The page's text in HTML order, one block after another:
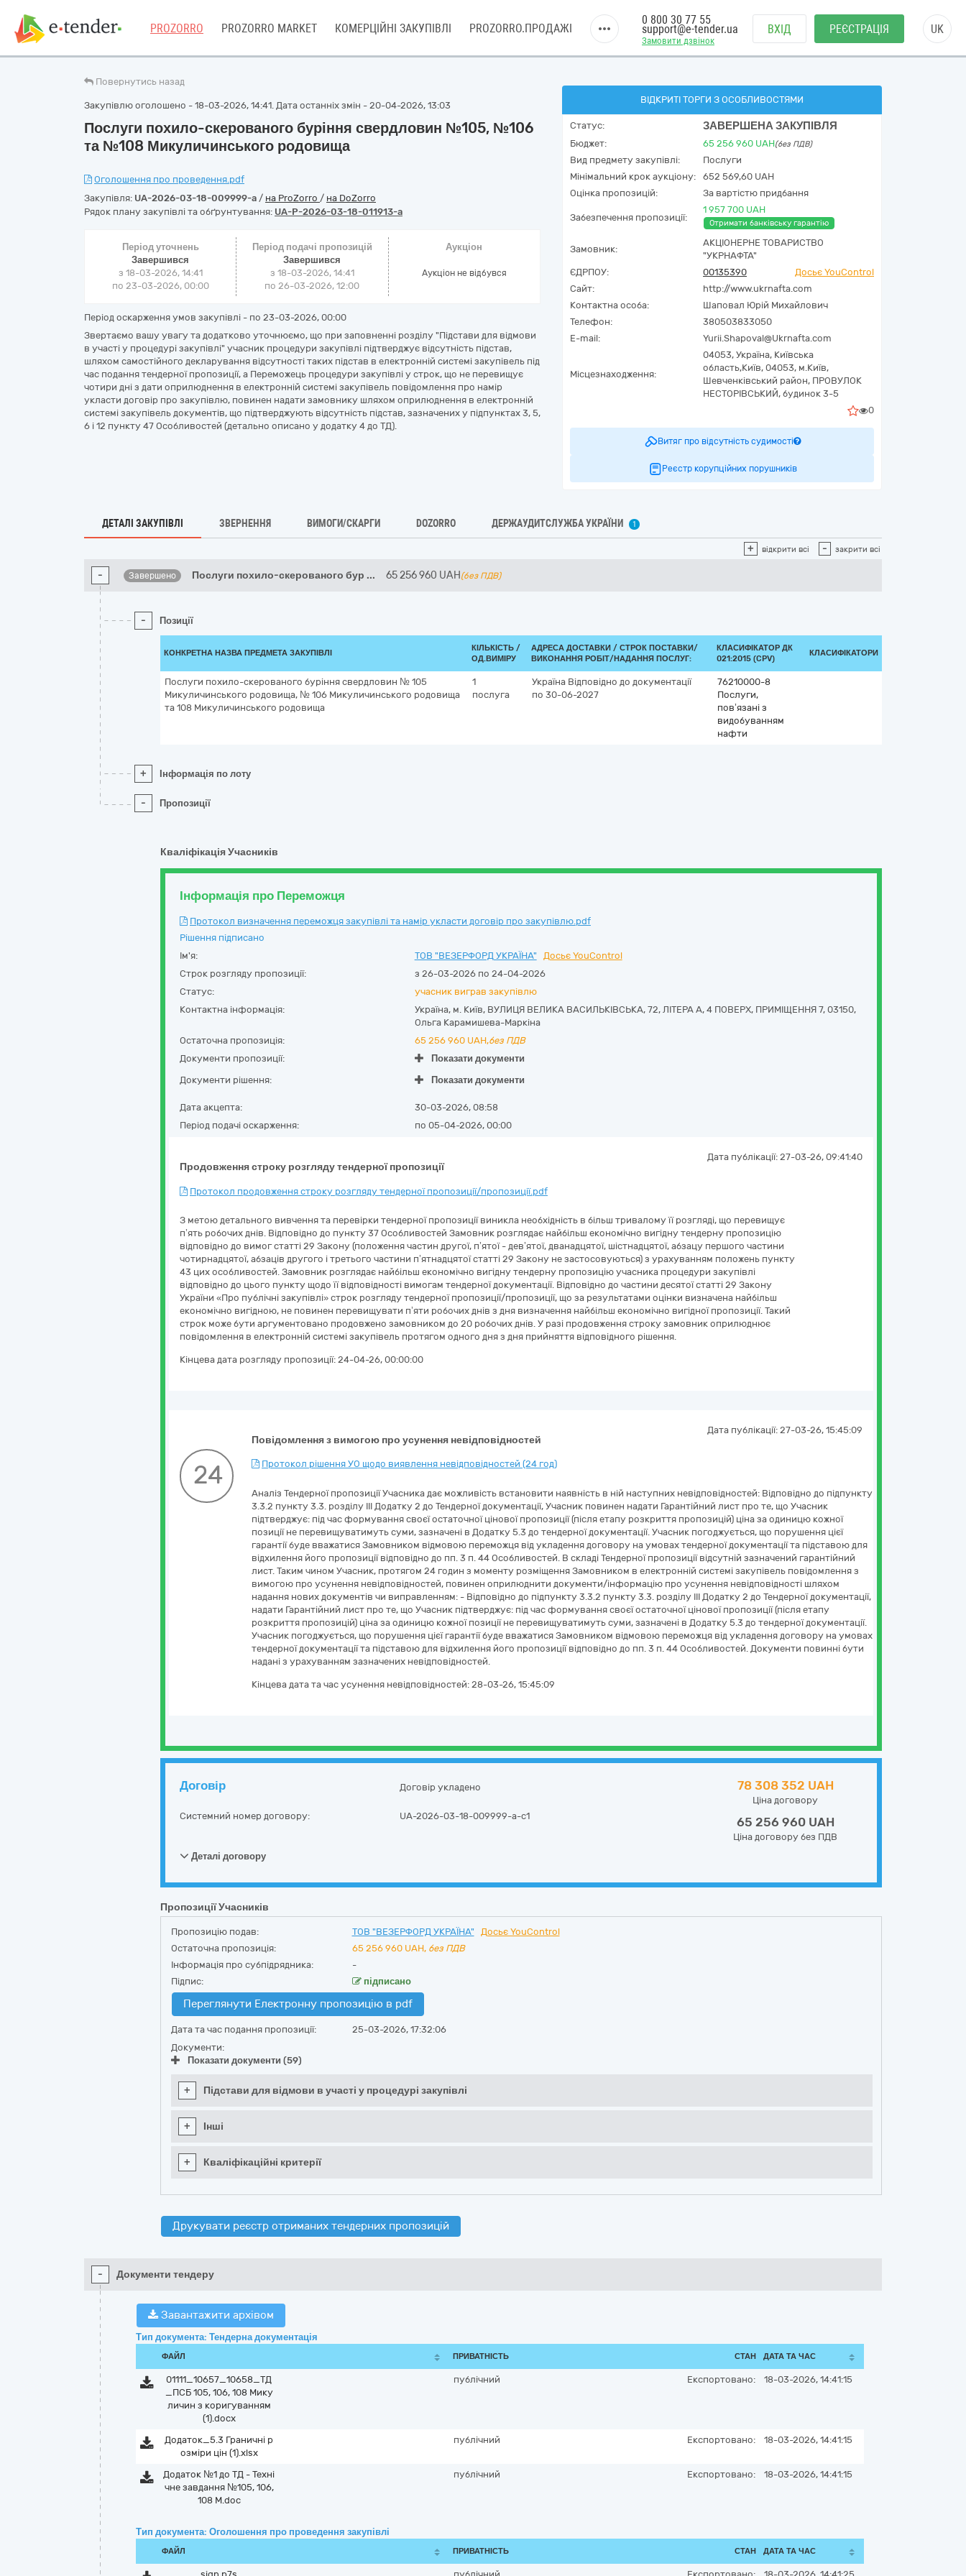
PROZORRO PROZORRO MARKET КОМЕРЦІЙНІ ЗАКУПІВЛІ PROZORRO.ПРОДАЖІ
Замовити дзвінок
0 800 30 77 55
support@e-tender.ua ВХІД РЕЄСТРАЦІЯ UK
Повернутись назад
Закупівлю оголошено - 18-03-2026, 14:41. Дата останніх змін - 20-04-2026, 13:03
Послуги похило-скерованого буріння свердловин №105, №106
та №108 Микуличинського родовища
Оголошення про проведення.pdf
Закупівля: UA-2026-03-18-009999-a / на ProZorro / на DoZorro
Рядок плану закупівлі та обґрунтування: UA-P-2026-03-18-011913-a
Період уточнень
Завершився
з 18-03-2026, 14:41
по 23-03-2026, 00:00
Період подачі пропозицій
Завершився
з 18-03-2026, 14:41
по 26-03-2026, 12:00
Аукціон
Аукціон не відбувся
Період оскарження умов закупівлі - по 23-03-2026, 00:00
Звертаємо вашу увагу та додатково уточнюємо, що при заповненні розділу "Підстави для відмови
в участі у процедурі закупівлі" учасник процедури закупівлі підтверджує відсутність підстав,
шляхом самостійного декларування відсутності таких підстав в електронній системі закупівель під
час подання тендерної пропозиції, а Переможець процедури закупівлі у строк, що не перевищує
чотири дні з дати оприлюднення в електронній системі закупівель повідомлення про намір
укласти договір про закупівлю, повинен надати замовнику шляхом оприлюднення в електронній
системі закупівель документів, що підтверджують відсутність підстав, зазначених у підпунктах 3, 5,
6 і 12 пункту 47 Особливостей (детально описано у додатку 4 до ТД).
ВІДКРИТІ ТОРГИ З ОСОБЛИВОСТЯМИ
Статус: ЗАВЕРШЕНА ЗАКУПІВЛЯ
Бюджет: 65 256 960 UAH(без ПДВ)
Вид предмету закупівлі:
Послуги
Мінімальний крок аукціону:
652 569,60 UAH
Оцінка пропозицій:
За вартістю придбання
Забезпечення пропозиції:
1 957 700 UAH
Отримати банківську гарантію
Замовник:
АКЦІОНЕРНЕ ТОВАРИСТВО
"УКPНAФТА"
ЄДРПОУ:
00135390
Досьє YouControl
Сайт:
http://www.ukrnafta.com
Контактна особа:
Шаповал Юрій Михайлович
Телефон:
380503833050
E-mail:
Yurii.Shapoval@Ukrnafta.com
Місцезнаходження:
04053, Україна, Київська
область,Київ, 04053, м.Київ,
Шевченківський район, ПРОВУЛОК
НЕСТОРІВСЬКИЙ, будинок 3-5
0
Витяг про відсутність судимості
Реєстр корупційних порушників
ДЕТАЛІ ЗАКУПІВЛІ ЗВЕРНЕННЯ ВИМОГИ/СКАРГИ DOZORRO ДЕРЖАУДИТСЛУЖБА УКРАЇНИ 1
+ відкрити всі - закрити всі
- Завершено Послуги похило-скерованого бур ... 65 256 960 UAH (без ПДВ)
- Позиції
КОНКРЕТНА НАЗВА ПРЕДМЕТА ЗАКУПІВЛІ
КІЛЬКІСТЬ /
ОД.ВИМІРУ
АДРЕСА ДОСТАВКИ / СТРОК ПОСТАВКИ/
ВИКОНАННЯ РОБІТ/НАДАННЯ ПОСЛУГ:
КЛАСИФІКАТОР ДК
021:2015 (CPV)
КЛАСИФІКАТОРИ
Послуги похило-скерованого буріння свердловин № 105
Микуличинського родовища, № 106 Микуличинського родовища
та 108 Микуличинського родовища
1
послуга
Україна Відповідно до документації
по 30-06-2027
76210000-8
Послуги,
пов’язані з
видобуванням
нафти
+ Інформація по лоту
- Пропозиції
Кваліфікація Учасників
Інформація про Переможця
Протокол визначення переможця закупівлі та намір укласти договір про закупівлю.pdf
Рішення підписано
Ім'я:
ТОВ "ВЕЗЕРФОРД УКРАЇНА"
Досьє YouControl
Строк розгляду пропозиції:
з 26-03-2026 по 24-04-2026
Статус:
учасник виграв закупівлю
Контактна інформація:
Україна, м. Київ, ВУЛИЦЯ ВЕЛИКА ВАСИЛЬКІВСЬКА, 72, ЛІТЕРА А, 4 ПОВЕРХ, ПРИМІЩЕННЯ 7, 03150,
Ольга Карамишева-Маркіна
Остаточна пропозиція:
65 256 960 UAH,без ПДВ
Документи пропозиції:
Показати документи
Документи рішення:
Показати документи
Дата акцепта:
30-03-2026, 08:58
Період подачі оскарження:
по 05-04-2026, 00:00
Продовження строку розгляду тендерної пропозиції
Дата публікації: 27-03-26, 09:41:40
Протокол продовження строку розгляду тендерної пропозиції/пропозиції.pdf
З метою детального вивчення та перевірки тендерної пропозиції виникла необхідність в більш тривалому її розгляді, що перевищує
п’ять робочих днів. Відповідно до пункту 37 Особливостей Замовник розглядає найбільш економічно вигідну тендерну пропозицію
відповідно до вимог статті 29 Закону (положення частин другої, п’ятої - дев’ятої, дванадцятої, шістнадцятої, абзацу першого частини
чотирнадцятої, абзаців другого і третього частини п’ятнадцятої статті 29 Закону не застосовуються) з урахуванням положень пункту
43 цих особливостей. Замовник розглядає найбільш економічно вигідну тендерну пропозицію учасника процедури закупівлі
відповідно до цього пункту щодо її відповідності вимогам тендерної документації. Відповідно до частини десятої статті 29 Закону
України «Про публічні закупівлі» строк розгляду тендерної пропозиції/пропозиції, що за результатами оцінки визначена найбільш
економічно вигідною, не повинен перевищувати п’яти робочих днів з дня визначення найбільш економічно вигідної пропозиції. Такий
строк може бути аргументовано продовжено замовником до 20 робочих днів. У разі продовження строку замовник оприлюднює
повідомлення в електронній системі закупівель протягом одного дня з дня прийняття відповідного рішення.
Кінцева дата розгляду пропозиції: 24-04-26, 00:00:00
Повідомлення з вимогою про усунення невідповідностей
Дата публікації: 27-03-26, 15:45:09
24 Протокол рішення УО щодо виявлення невідповідностей (24 год)
Аналіз Тендерної пропозиції Учасника дає можливість встановити наявність в ній наступних невідповідностей: Відповідно до підпункту
3.3.2 пункту 3.3. розділу III Додатку 2 до Тендерної документації, Учасник повинен надати Гарантійний лист про те, що Учасник
підтверджує: під час формування своєї остаточної цінової пропозиції (після етапу розкриття пропозицій) ціна за одиницю кожної
позиції не перевищуватимуть суми, зазначені в Додатку 5.3 до тендерної документації. Учасник погоджується, що порушення цієї
гарантії буде вважатися Замовником відмовою переможця від укладення договору на умовах тендерної документації та підставою для
відхилення його пропозиції відповідно до пп. 3 п. 44 Особливостей. В складі Тендерної пропозиції відсутній зазначений гарантійний
лист. Таким чином Учасник, протягом 24 годин з моменту розміщення Замовником в електронній системі закупівель повідомлення з
вимогою про усунення невідповідностей, повинен оприлюднити документи/інформацію про усунення невідповідності шляхом
надання нових документів чи виправленням: - Відповідно до підпункту 3.3.2 пункту 3.3. розділу III Додатку 2 до Тендерної документації,
надати Гарантійний лист про те, що Учасник підтверджує: під час формування своєї остаточної цінової пропозиції (після етапу
розкриття пропозицій) ціна за одиницю кожної позиції не перевищуватимуть суми, зазначені в Додатку 5.3 до тендерної документації.
Учасник погоджується, що порушення цієї гарантії буде вважатися Замовником відмовою переможця від укладення договору на умовах
тендерної документації та підставою для відхилення його пропозиції відповідно до пп. 3 п. 44 Особливостей. Документи повинні бути
надані з урахуванням зазначених невідповідностей.
Кінцева дата та час усунення невідповідностей: 28-03-26, 15:45:09
Договір Договір укладено
Системний номер договору: UA-2026-03-18-009999-a-c1
78 308 352 UAH
Ціна договору
65 256 960 UAH
Ціна договору без ПДВ
Деталі договору
Пропозиції Учасників
Пропозицію подав: ТОВ "ВЕЗЕРФОРД УКРАЇНА"
Досьє YouControl
Остаточна пропозиція:
65 256 960 UAH, без ПДВ
Інформація про субпідрядника:
-
Підпис:
підписано
Переглянути Електронну пропозицію в pdf
Дата та час подання пропозиції:
25-03-2026, 17:32:06
Документи:
Показати документи (59)
+ Підстави для відмови в участі у процедурі закупівлі
+ Інші
+ Кваліфікаційні критерії
Друкувати реєстр отриманих тендерних пропозицій
- Документи тендеру
Завантажити архівом
Тип документа: Тендерна документація
ФАЙЛ ПРИВАТНІСТЬ СТАН ДАТА ТА ЧАС
01111_10657_10658_ТД
_ПСБ 105, 106, 108 Мику
личин з коригуванням
(1).docx
публічний Експортовано: 18-03-2026, 14:41:15
Додаток_5.3 Граничні р
озміри цін (1).xlsx
публічний Експортовано: 18-03-2026, 14:41:15
Додаток №1 до ТД - Техні
чне завдання №105, 106,
108 М.doc
публічний Експортовано: 18-03-2026, 14:41:15
Тип документа: Оголошення про проведення закупівлі
ФАЙЛ ПРИВАТНІСТЬ СТАН ДАТА ТА ЧАС